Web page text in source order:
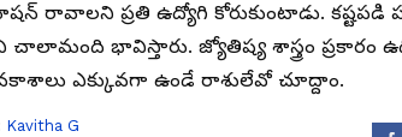
రావాలని ప్రతి ఉద్యోగి కోరుకుంటాడు.
భావిస్తారు. జ్యోతిష్య శాస్త్రం ప్రకారం
ఎక్కువగా ఉండే రాశులేవో చూద్దాం.
Kavitha G